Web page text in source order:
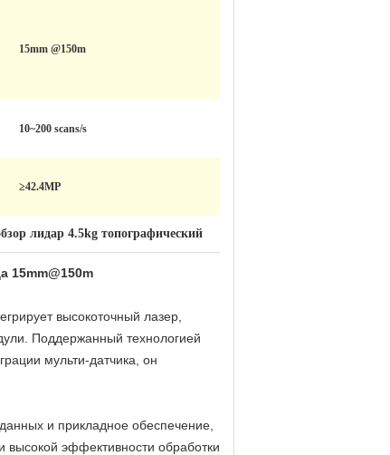
15mm @150m
10~200 scans/s
≥42.4MP
лидар 4.5kg топографический
15mm@150m
высокоточный лазер,
Поддержанный технологией
мульти-датчика, он
и прикладное обеспечение,
эффективности обработки